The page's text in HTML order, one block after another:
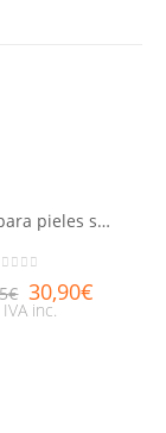
Aceite para pieles secas Huile prodigieuse® riche NUXE 100ml
€ 30,90€
IVA inc.